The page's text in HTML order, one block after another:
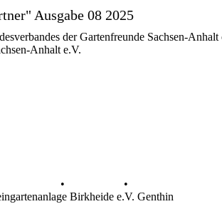
Ausgabe 08 2025
der Gartenfreunde Sachsen-
Anhalt e.V.
•
•
Birkheide e.V. Genthin